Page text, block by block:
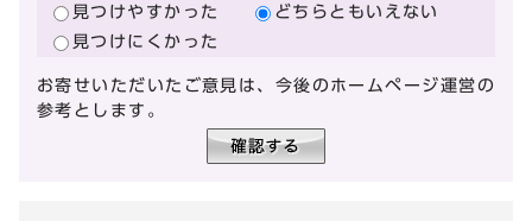
見つけやすかった
どちらともいえない
見つけにくかった
お寄せいただいたご意見は、今後のホームページ運営の
参考とします。